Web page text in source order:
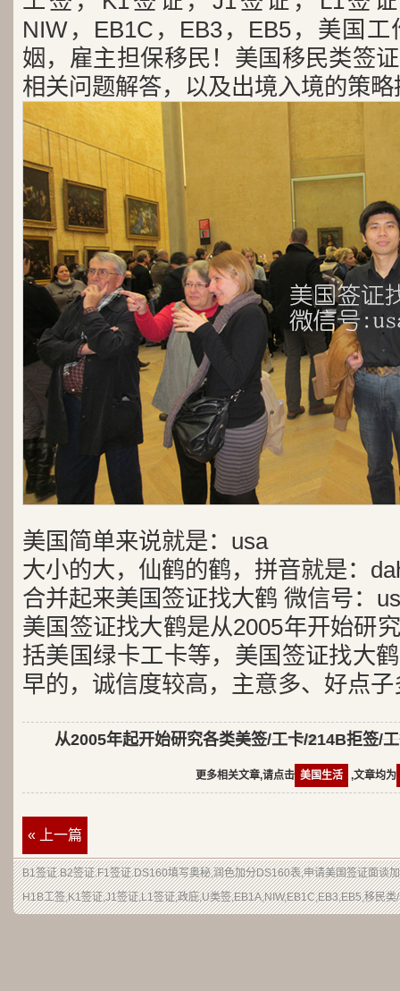
NIW，EB1C，EB3，EB5，美国
姻，雇主担保移民！美国移民类签
相关问题解答，以及出境入境的策
美国简单来说就是：usa
大小的大，仙鹤的鹤，拼音就是：
合并起来美国签证找大鹤 微信号：
美国签证找大鹤是从2005年开始研
括美国绿卡工卡等，美国签证找大
早的，诚信度较高，主意多、好点子
从2005年起开始研究各类美签/工卡/214B拒签/
更多相关文章,请点击 美国生活 ,文章均为
« 上一篇
B1签证.B2签证.F1签证.DS160填写奥秘,润色加分DS160表,申请美国签证面谈
H1B工签,K1签证,J1签证,L1签证,政庇,U类签,EB1A,NIW,EB1C,EB3,EB5,移民